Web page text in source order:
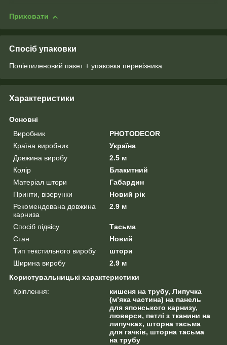
Приховати
Спосіб упаковки
Поліетиленовий пакет + упаковка перевізника
Характеристики
Основні
Виробник
PHOTODECOR
Країна виробник
Україна
Довжина виробу
2.5 м
Колір
Блакитний
Матеріал штори
Габардин
Принти, візерунки
Новий рік
Рекомендована довжина
карниза
2.9 м
Спосіб підвісу
Тасьма
Стан
Новий
Тип текстильного виробу
штори
Ширина виробу
2.9 м
Користувальницькі характеристики
Кріплення:
кишеня на трубу, Липучка
(м’яка частина) на панель
для японського карнизу,
люверси, петлі з тканини на
липучках, шторна тасьма
для гачків, шторна тасьма
на трубу